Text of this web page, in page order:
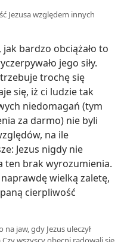
Jezusa względem innych
bardzo obciążało to
jego siły.
trochę się
się, iż ci ludzie tak
niedomagań (tym
za darmo) nie byli
na ile
Jezus nigdy nie
ten brak wyrozumienia.
wielką zaletę,
cierpliwość
jaw, gdy Jezus uleczył